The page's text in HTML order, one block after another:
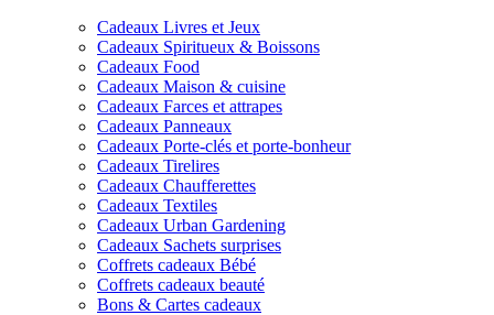
Cadeaux Livres et Jeux
Cadeaux Spiritueux & Boissons
Cadeaux Food
Cadeaux Maison & cuisine
Cadeaux Farces et attrapes
Cadeaux Panneaux
Cadeaux Porte-clés et porte-bonheur
Cadeaux Tirelires
Cadeaux Chaufferettes
Cadeaux Textiles
Cadeaux Urban Gardening
Cadeaux Sachets surprises
Coffrets cadeaux Bébé
Coffrets cadeaux beauté
Bons & Cartes cadeaux